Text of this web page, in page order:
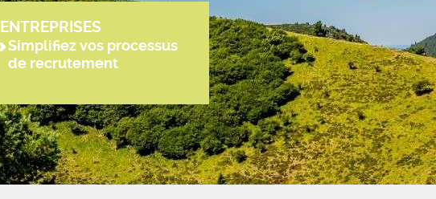
ENTREPRISES
Simplifiez vos processus
de recrutement